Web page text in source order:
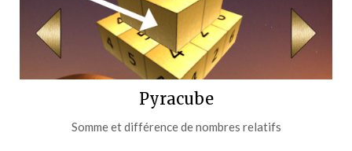
Pyracube
Somme et différence de nombres relatifs